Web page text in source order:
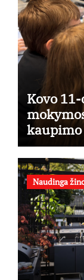
Kovo
taikymo
Naudinga